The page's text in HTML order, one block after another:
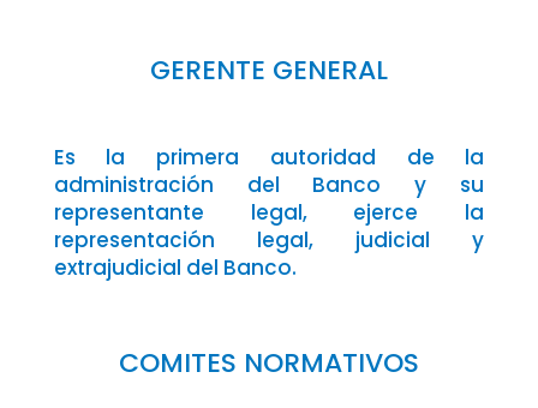
GERENTE GENERAL
Es la primera autoridad de la
administración del Banco y su
representante legal, ejerce la
representación legal, judicial y
extrajudicial del Banco.
COMITES NORMATIVOS